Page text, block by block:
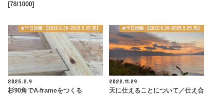
[78/1000]
★千日投稿 【2022.6.20~2025.5.25 完】
2025.2.9
杉90角でA-frameをつくる
★千日投稿 【2022.6.20~2025.5.25 完】
2022.11.29
天に仕えることについて／仕え合